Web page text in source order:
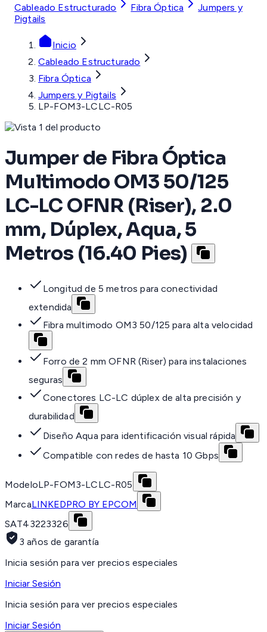
Cableado Estructurado Fibra Óptica
Jumpers y
Pigtails
Inicio
Cableado Estructurado
Fibra Óptica
Jumpers y Pigtails
LP-FOM3-LCLC-R05
Jumper de Fibra Óptica
Multimodo OM3 50/125
LC-LC OFNR (Riser), 2.0
mm, Dúplex, Aqua, 5
Metros (16.40 Pies)
Longitud de 5 metros para conectividad
extendida
Fibra multimodo OM3 50/125 para alta velocidad
Forro de 2 mm OFNR (Riser) para instalaciones
seguras
Conectores LC-LC dúplex de alta precisión y
durabilidad
Diseño Aqua para identificación visual rápida
Compatible con redes de hasta 10 Gbps
ModeloLP-FOM3-LCLC-R05
MarcaLINKEDPRO BY EPCOM
SAT43223326
3 años de garantía
Inicia sesión para ver precios especiales
Iniciar Sesión
Inicia sesión para ver precios especiales
Iniciar Sesión